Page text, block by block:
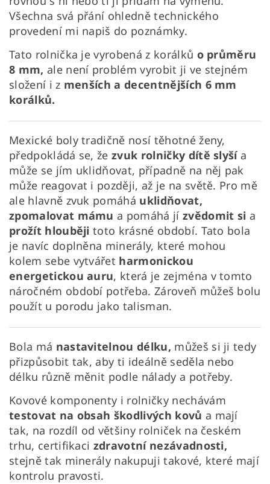
Všechna svá přání ohledně technického
provedení mi napiš do poznámky.
Tato rolnička je vyrobená z korálků o průměru
8 mm, ale není problém vyrobit ji ve stejném
složení i z menších a decentnějších 6 mm
korálků.
Mexické boly tradičně nosí těhotné ženy,
předpokládá se, žezvuk rolničky dítě slyšía
může se jím uklidňovat, případně na něj pak
může reagovat i později, až je na světě. Pro mě
ale hlavně zvuk pomáhá uklidňovat,
zpomalovat mámu a pomáhá jí zvědomit si a
prožít hlouběji toto krásné období. Tato bola
je navíc doplněna minerály, které mohou
kolem sebe vytvářet harmonickou
energetickou auru, která je zejména v tomto
náročném období potřeba. Zároveň můžeš bolu
použít u porodu jako talisman.
Bola má nastavitelnou délku, můžeš si ji tedy
přizpůsobit tak, aby ti ideálně seděla nebo
délku různě měnit podle nálady a potřeby.
Kovové komponenty i rolničky nechávám
testovat na obsah škodlivých kovů a mají
tak, na rozdíl od většiny rolniček na českém
trhu, certifikaci zdravotní nezávadnosti,
stejně tak minerály nakupuji takové, které mají
kontrolu pravosti.